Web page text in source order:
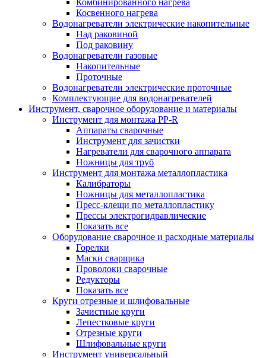
Комбинированного нагрева
Косвенного нагрева
Водонагреватели электрические накопительные
Над раковиной
Под раковину
Водонагреватели газовые
Накопительные
Проточные
Водонагреватели электрические проточные
Комплектующие для водонагревателей
Инструмент, сварочное оборудование и материалы
Инструмент для монтажа PP-R
Аппараты сварочные
Инструмент для зачистки
Нагреватели для сварочного аппарата
Ножницы для труб
Инструмент для монтажа металлопластика
Калибраторы
Ножницы для металлопластика
Пресс-клещи по металлопластику
Прессы электрогидравлические
Показать все
Оборудование сварочное и расходные материалы
Горелки
Маски сварщика
Проволоки сварочные
Редукторы
Показать все
Круги отрезные и шлифовальные
Зачистные круги
Лепестковые круги
Отрезные круги
Шлифовальные круги
Инструмент универсальный